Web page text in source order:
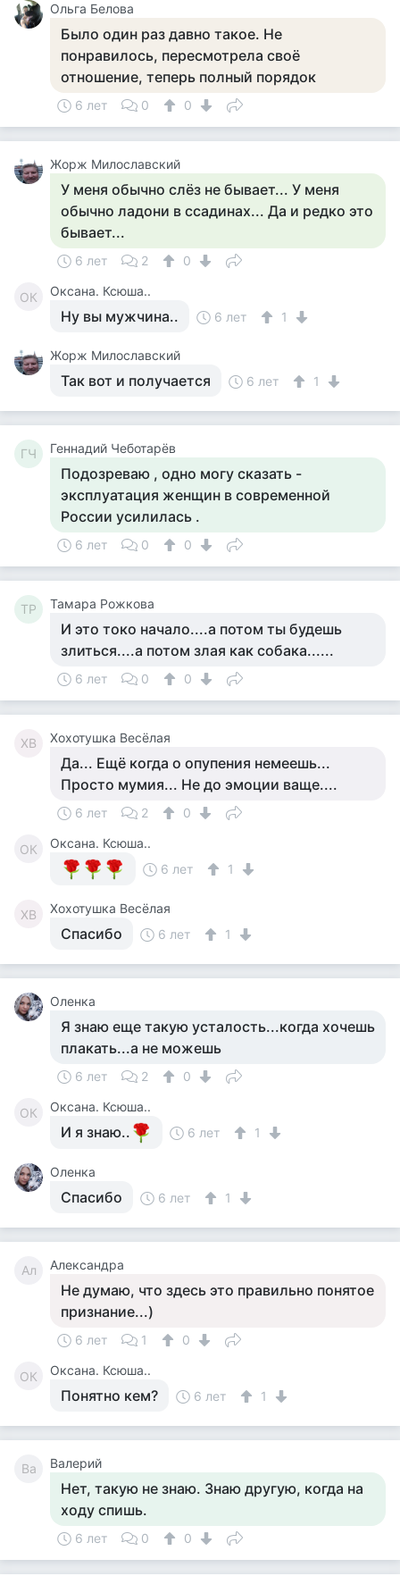
Ольга Белова
Было один раз давно такое. Не
понравилось, пересмотрела своё
отношение, теперь полный порядок
6 лет 0 0
Жорж Милославский
У меня обычно слёз не бывает... У меня
обычно ладони в ссадинах... Да и редко это
бывает...
6 лет 2 0
ОК Оксана. Ксюша..
Ну вы мужчина.. 6 лет 1
Жорж Милославский
Так вот и получается 6 лет 1
ГЧ Геннадий Чеботарёв
Подозреваю , одно могу сказать -
эксплуатация женщин в современной
России усилилась .
6 лет 0 0
ТР Тамара Рожкова
И это токо начало....а потом ты будешь
злиться....а потом злая как собака......
6 лет 0 0
ХВ Хохотушка Весёлая
Да... Ещё когда о опупения немеешь...
Просто мумия... Не до эмоции ваще....
6 лет 2 0
ОК
Оксана. Ксюша..
6 лет
1
ХВ Хохотушка Весёлая
Спасибо 6 лет 1
Оленка
Я знаю еще такую усталость...когда хочешь
плакать...а не можешь
6 лет 2 0
ОК Оксана. Ксюша..
И я знаю.. 6 лет 1
Оленка
Спасибо 6 лет 1
Ал Александра
Не думаю, что здесь это правильно понятое
признание...)
6 лет 1 0
ОК Оксана. Ксюша..
Понятно кем? 6 лет 1
Ва Валерий
Нет, такую не знаю. Знаю другую, когда на
ходу спишь.
6 лет 0 0